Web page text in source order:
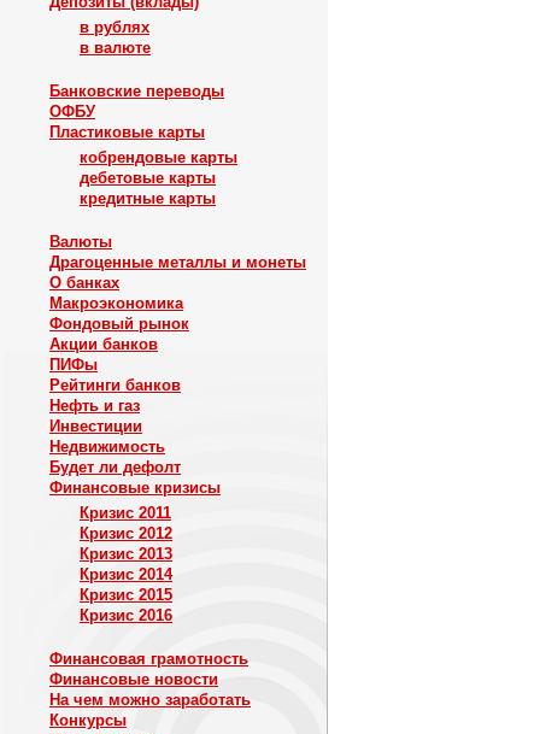
в рублях
в валюте
Банковские переводы
ОФБУ
Пластиковые карты
кобрендовые карты
дебетовые карты
кредитные карты
Валюты
Драгоценные металлы и монеты
О банках
Макроэкономика
Фондовый рынок
Акции банков
ПИФы
Рейтинги банков
Нефть и газ
Инвестиции
Недвижимость
Будет ли дефолт
Финансовые кризисы
Кризис 2011
Кризис 2012
Кризис 2013
Кризис 2014
Кризис 2015
Кризис 2016
Финансовая грамотность
Финансовые новости
На чем можно заработать
Конкурсы